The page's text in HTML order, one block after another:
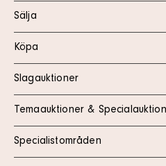
Sälja
Köpa
Slagauktioner
Temaauktioner &
Specialistområden